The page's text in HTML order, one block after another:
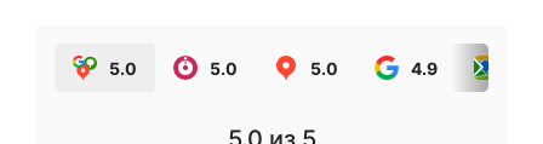
5.0 5.0 5.0 4.9